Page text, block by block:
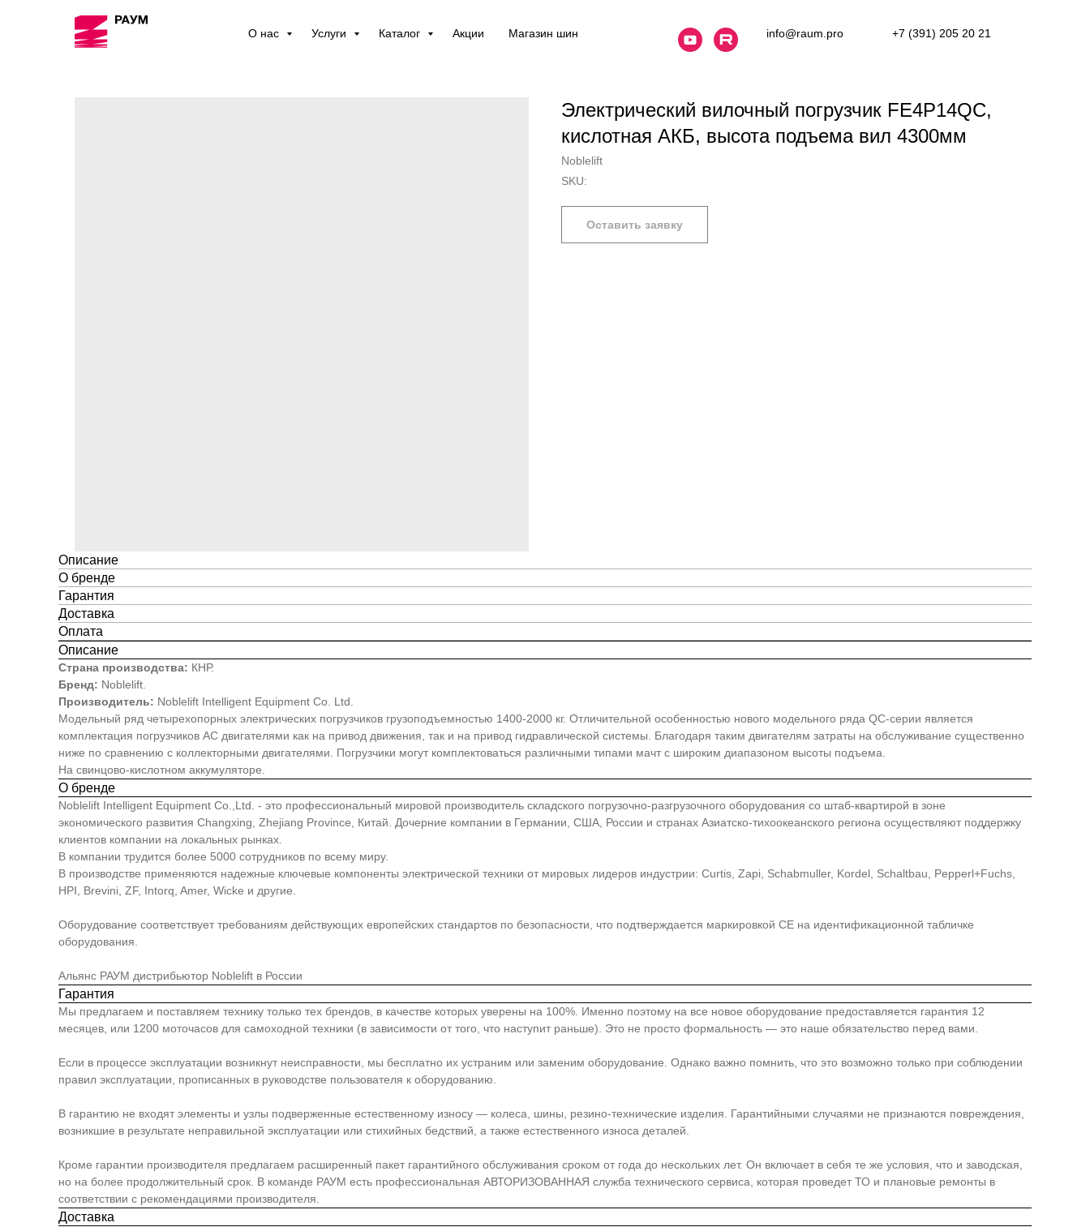
О нас Услуги Каталог Акции Магазин шин info@raum.pro +7 (391) 205 20 21
Электрический вилочный погрузчик FE4P14QC,
кислотная АКБ, высота подъема вил 4300мм
Noblelift
SKU:
Оставить заявку
Описание
О бренде
Гарантия
Доставка
Оплата
Описание
Страна производства: КНР.
Бренд: Noblelift.
Производитель: Noblelift Intelligent Equipment Co. Ltd.
Модельный ряд четырехопорных электрических погрузчиков грузоподъемностью 1400-2000 кг. Отличительной особенностью нового модельного ряда QC-серии является
комплектация погрузчиков АС двигателями как на привод движения, так и на привод гидравлической системы. Благодаря таким двигателям затраты на обслуживание существенно
ниже по сравнению с коллекторными двигателями. Погрузчики могут комплектоваться различными типами мачт с широким диапазоном высоты подъема.
На свинцово-кислотном аккумуляторе.
О бренде
Noblelift Intelligent Equipment Co.,Ltd. - это профессиональный мировой производитель складского погрузочно-разгрузочного оборудования со штаб-квартирой в зоне
экономического развития Changxing, Zhejiang Province, Китай. Дочерние компании в Германии, США, России и странах Азиатско-тихоокеанского региона осуществляют поддержку
клиентов компании на локальных рынках.
В компании трудится более 5000 сотрудников по всему миру.
В производстве применяются надежные ключевые компоненты электрической техники от мировых лидеров индустрии: Curtis, Zapi, Schabmuller, Kordel, Schaltbau, Pepperl+Fuchs,
HPI, Brevini, ZF, Intorq, Amer, Wicke и другие.
Оборудование соответствует требованиям действующих европейских стандартов по безопасности, что подтверждается маркировкой СЕ на идентификационной табличке
оборудования.
Альянс РАУМ дистрибьютор Noblelift в России
Гарантия
Мы предлагаем и поставляем технику только тех брендов, в качестве которых уверены на 100%. Именно поэтому на все новое оборудование предоставляется гарантия 12
месяцев, или 1200 моточасов для самоходной техники (в зависимости от того, что наступит раньше). Это не просто формальность — это наше обязательство перед вами.
Если в процессе эксплуатации возникнут неисправности, мы бесплатно их устраним или заменим оборудование. Однако важно помнить, что это возможно только при соблюдении
правил эксплуатации, прописанных в руководстве пользователя к оборудованию.
В гарантию не входят элементы и узлы подверженные естественному износу — колеса, шины, резино-технические изделия. Гарантийными случаями не признаются повреждения,
возникшие в результате неправильной эксплуатации или стихийных бедствий, а также естественного износа деталей.
Кроме гарантии производителя предлагаем расширенный пакет гарантийного обслуживания сроком от года до нескольких лет. Он включает в себя те же условия, что и заводская,
но на более продолжительный срок. В команде РАУМ есть профессиональная АВТОРИЗОВАННАЯ служба технического сервиса, которая проведет ТО и плановые ремонты в
соответствии с рекомендациями производителя.
Доставка